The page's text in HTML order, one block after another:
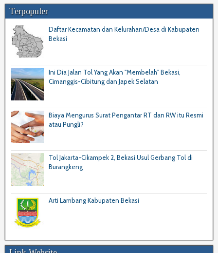
Terpopuler
Daftar Kecamatan dan Kelurahan/Desa di Kabupaten
Bekasi
Ini Dia Jalan Tol Yang Akan "Membelah" Bekasi,
Cimanggis-Cibitung dan Japek Selatan
Biaya Mengurus Surat Pengantar RT dan RW itu Resmi
atau Pungli?
Tol Jakarta-Cikampek 2, Bekasi Usul Gerbang Tol di
Burangkeng
Arti Lambang Kabupaten Bekasi